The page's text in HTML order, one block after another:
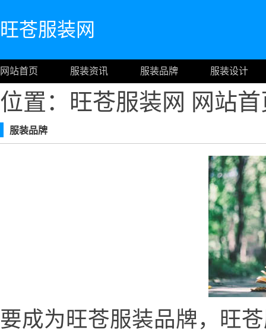
旺苍服装网
网站首页 服装资讯 服装品牌 服装设计
位置：旺苍服装网 网站
服装品牌
要成为旺苍服装品牌，旺